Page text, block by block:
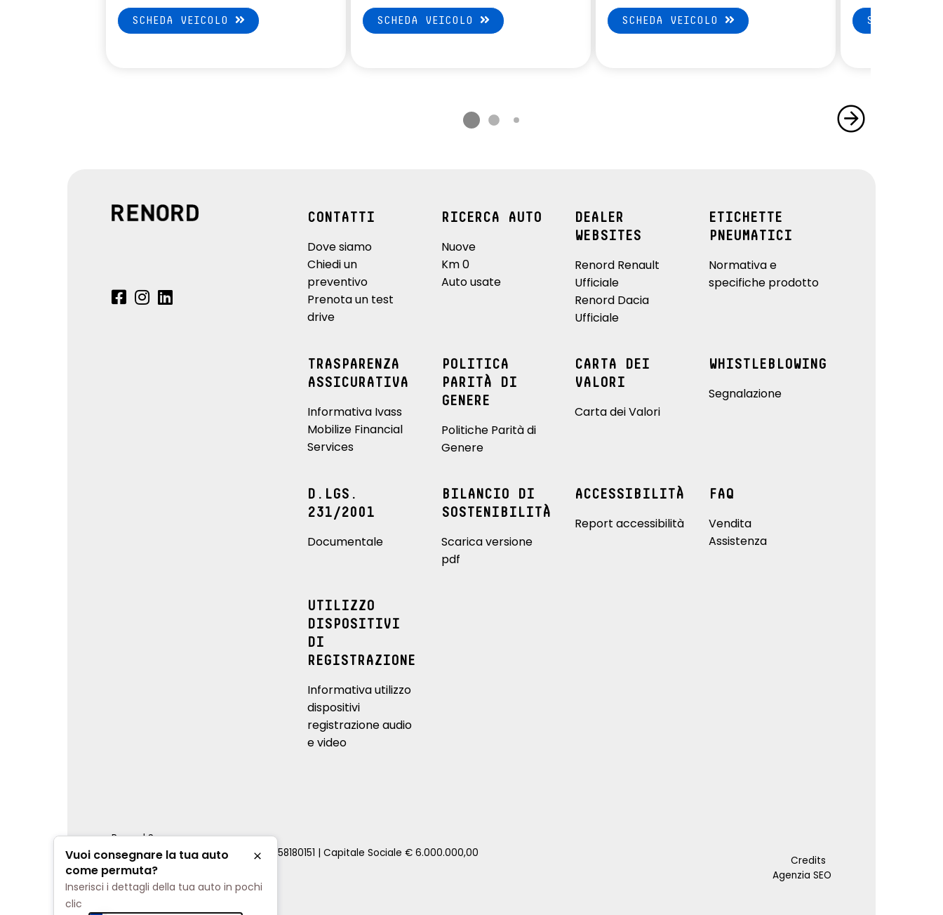
SCHEDA VEICOLO SCHEDA VEICOLO SCHEDA VEICOLO SCHEDA
CONTATTI
Dove siamo
Chiedi un
preventivo
Prenota un test
drive
RICERCA AUTO
Nuove
Km 0
Auto usate
DEALER
WEBSITES
Renord Renault
Ufficiale
Renord Dacia
Ufficiale
ETICHETTE
PNEUMATICI
Normativa e
specifiche prodotto
TRASPARENZA
ASSICURATIVA
Informativa Ivass
Mobilize Financial
Services
POLITICA
PARITÀ DI
GENERE
Politiche Parità di
Genere
CARTA DEI
VALORI
Carta dei Valori
WHISTLEBLOWING
Segnalazione
D.LGS.
231/2001
Documentale
BILANCIO DI
SOSTENIBILITÀ
Scarica versione
pdf
ACCESSIBILITÀ
Report accessibilità
FAQ
Vendita
Assistenza
UTILIZZO
DISPOSITIVI
DI
REGISTRAZIONE
Informativa utilizzo
dispositivi
registrazione audio
e video
Renord S.p.a.
REA Milano 810796 | P.IVA e C.F. 00858180151 | Capitale Sociale € 6.000.000,00
Cookie Policy
Privacy Policy
Impostazioni di tracciamento
Credits
Agenzia SEO
Vuoi consegnare la tua auto
come permuta?
Chiudi
Inserisci i dettagli della tua auto in pochi
clic